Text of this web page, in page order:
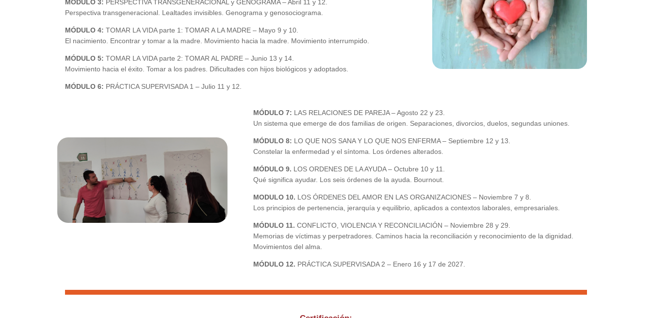
MÓDULO 3: PERSPECTIVA TRANSGENERACIONAL y GENOGRAMA – Abril 11 y 12.
Perspectiva transgeneracional. Lealtades invisibles. Genograma y genosociograma.
MÓDULO 4: TOMAR LA VIDA parte 1: TOMAR A LA MADRE – Mayo 9 y 10.
El nacimiento. Encontrar y tomar a la madre. Movimiento hacia la madre. Movimiento interrumpido.
MÓDULO 5: TOMAR LA VIDA parte 2: TOMAR AL PADRE – Junio 13 y 14.
Movimiento hacia el éxito. Tomar a los padres. Dificultades con hijos biológicos y adoptados.
MÓDULO 6: PRÁCTICA SUPERVISADA 1 – Julio 11 y 12.
MÓDULO 7: LAS RELACIONES DE PAREJA – Agosto 22 y 23.
Un sistema que emerge de dos familias de origen. Separaciones, divorcios, duelos, segundas uniones.
MÓDULO 8: LO QUE NOS SANA Y LO QUE NOS ENFERMA – Septiembre 12 y 13.
Constelar la enfermedad y el síntoma. Los órdenes alterados.
MÓDULO 9. LOS ORDENES DE LA AYUDA – Octubre 10 y 11.
Qué significa ayudar. Los seis órdenes de la ayuda. Bournout.
MODULO 10. LOS ÓRDENES DEL AMOR EN LAS ORGANIZACIONES – Noviembre 7 y 8.
Los principios de pertenencia, jerarquía y equilibrio, aplicados a contextos laborales, empresariales.
MÓDULO 11. CONFLICTO, VIOLENCIA Y RECONCILIACIÓN – Noviembre 28 y 29.
Memorias de víctimas y perpetradores. Caminos hacia la reconciliación y reconocimiento de la dignidad.
Movimientos del alma.
MÓDULO 12. PRÁCTICA SUPERVISADA 2 – Enero 16 y 17 de 2027.